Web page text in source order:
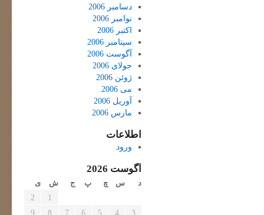
دسامبر 2006
نوامبر 2006
اکتبر 2006
سپتامبر 2006
آگوست 2006
جولای 2006
ژوئن 2006
می 2006
آوریل 2006
مارس 2006
اطلاعات
ورود
آگوست 2026
د س چ پ ج ش ی
1
2
3
4
5
6
7
8
9